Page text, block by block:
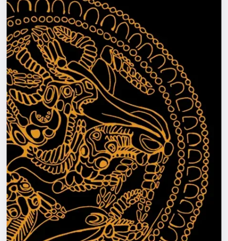
Квесты
Экскурсии
Спорт
События
Города
Площадки
Артисты
Рейтинги